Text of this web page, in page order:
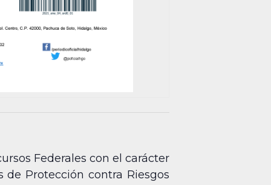
Federales con el carácter
Protección contra Riesgos